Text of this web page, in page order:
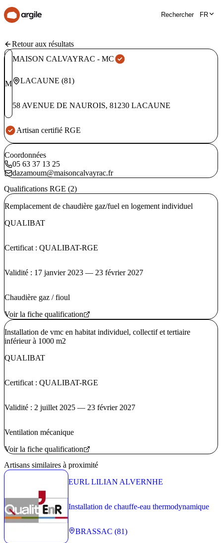
Rechercher FR
Retour aux résultats
M
MAISON CALVAYRAC - MC
LACAUNE (81)
58 AVENUE DE NAUROIS, 81230 LACAUNE
Artisan certifié RGE
Coordonnées
05 63 37 13 25
dazamoum@maisoncalvayrac.fr
Qualifications RGE (2)
Remplacement de chaudière gaz/fuel en logement individuel
QUALIBAT
Certificat : QUALIBAT-RGE
Validité : 17 janvier 2023 — 23 février 2027
Chaudière gaz / fioul
Voir la fiche qualification
Installation de vmc en habitat individuel, collectif et tertiaire
inférieur à 1000 m2
QUALIBAT
Certificat : QUALIBAT-RGE
Validité : 2 juillet 2025 — 23 février 2027
Ventilation mécanique
Voir la fiche qualification
Artisans similaires à proximité
EURL LILIAN ALVERNHE
Installation de chauffe-eau thermodynamique
BRASSAC (81)